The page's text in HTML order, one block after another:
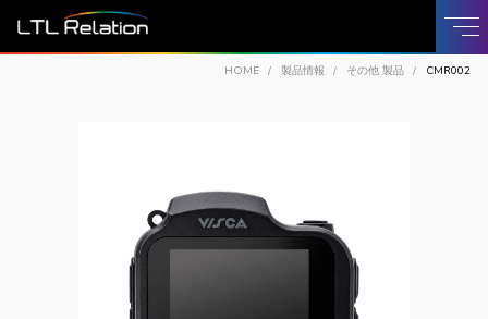
HOME 製品情報 その他 製品 CMR002